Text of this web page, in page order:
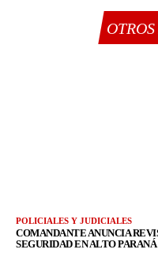
POLICIALES Y JUDICIALES
COMANDANTE ANUNCIA
SEGURIDAD EN ALTO PARANÁ